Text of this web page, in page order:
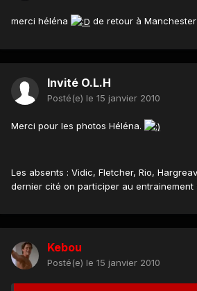
merci héléna de retour à Manchester
Invité O.L.H
Posté(e) le 15 janvier 2010
Merci pour les photos Héléna.
Les absents : Vidic, Fletcher, Rio,
dernier cité on participer au entrainement
Kebou
Posté(e) le 15 janvier 2010